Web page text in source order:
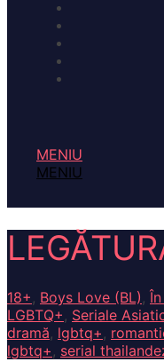
MENIU
MENIU
18+ , Boys Love (BL) ,
LGBTQ+ , Seriale
dramă, lgbtq+ ,
lgbtq+ , serial